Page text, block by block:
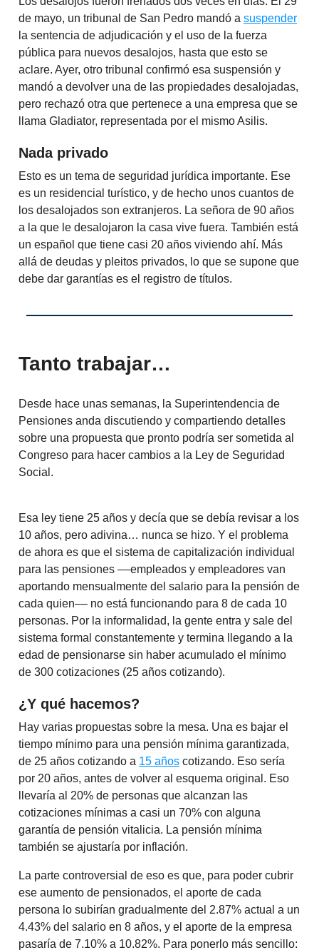
de mayo, un tribunal de San Pedro mandó a suspender
la sentencia de adjudicación y el uso de la fuerza
pública para nuevos desalojos, hasta que esto se
aclare. Ayer, otro tribunal confirmó esa suspensión y
mandó a devolver una de las propiedades desalojadas,
pero rechazó otra que pertenece a una empresa que se
llama Gladiator, representada por el mismo Asilis.
Nada privado
Esto es un tema de seguridad jurídica importante. Ese
es un residencial turístico, y de hecho unos cuantos de
los desalojados son extranjeros. La señora de 90 años
a la que le desalojaron la casa vive fuera. También está
un español que tiene casi 20 años viviendo ahí. Más
allá de deudas y pleitos privados, lo que se supone que
debe dar garantías es el registro de títulos.
Tanto trabajar…
Desde hace unas semanas, la Superintendencia de
Pensiones anda discutiendo y compartiendo detalles
sobre una propuesta que pronto podría ser sometida al
Congreso para hacer cambios a la Ley de Seguridad
Social.
Esa ley tiene 25 años y decía que se debía revisar a los
10 años, pero adivina… nunca se hizo. Y el problema
de ahora es que el sistema de capitalización individual
para las pensiones ––empleados y empleadores van
aportando mensualmente del salario para la pensión de
cada quien–– no está funcionando para 8 de cada 10
personas. Por la informalidad, la gente entra y sale del
sistema formal constantemente y termina llegando a la
edad de pensionarse sin haber acumulado el mínimo
de 300 cotizaciones (25 años cotizando).
¿Y qué hacemos?
Hay varias propuestas sobre la mesa. Una es bajar el
tiempo mínimo para una pensión mínima garantizada,
de 25 años cotizando a 15 años cotizando. Eso sería
por 20 años, antes de volver al esquema original. Eso
llevaría al 20% de personas que alcanzan las
cotizaciones mínimas a casi un 70% con alguna
garantía de pensión vitalicia. La pensión mínima
también se ajustaría por inflación.
La parte controversial de eso es que, para poder cubrir
ese aumento de pensionados, el aporte de cada
persona lo subirían gradualmente del 2.87% actual a un
4.43% del salario en 8 años, y el aporte de la empresa
pasaría de 7.10% a 10.82%. Para ponerlo más sencillo: